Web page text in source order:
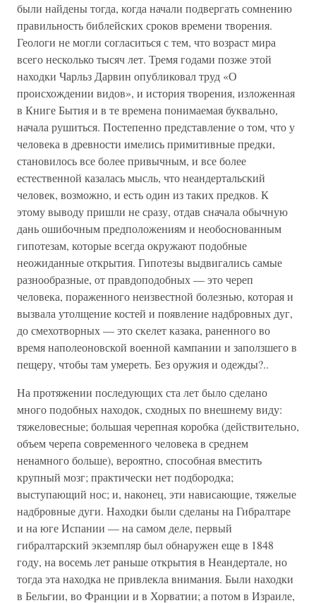
были найдены тогда, когда начали подвергать сомнению
правильность библейских сроков времени творения.
Геологи не могли согласиться с тем, что возраст мира
всего несколько тысяч лет. Тремя годами позже этой
находки Чарльз Дарвин опубликовал труд «О
происхождении видов», и история творения, изложенная
в Книге Бытия и в те времена понимаемая буквально,
начала рушиться. Постепенно представление о том, что у
человека в древности имелись примитивные предки,
становилось все более привычным, и все более
естественной казалась мысль, что неандертальский
человек, возможно, и есть один из таких предков. К
этому выводу пришли не сразу, отдав сначала обычную
дань ошибочным предположениям и необоснованным
гипотезам, которые всегда окружают подобные
неожиданные открытия. Гипотезы выдвигались самые
разнообразные, от правдоподобных — это череп
человека, пораженного неизвестной болезнью, которая и
вызвала утолщение костей и появление надбровных дуг,
до смехотворных — это скелет казака, раненного во
время наполеоновской военной кампании и заползшего в
пещеру, чтобы там умереть. Без оружия и одежды?..
На протяжении последующих ста лет было сделано
много подобных находок, сходных по внешнему виду:
тяжеловесные; большая черепная коробка (действительно,
объем черепа современного человека в среднем
ненамного больше), вероятно, способная вместить
крупный мозг; практически нет подбородка;
выступающий нос; и, наконец, эти нависающие, тяжелые
надбровные дуги. Находки были сделаны на Гибралтаре
и на юге Испании — на самом деле, первый
гибралтарский экземпляр был обнаружен еще в 1848
году, на восемь лет раньше открытия в Неандертале, но
тогда эта находка не привлекла внимания. Были находки
в Бельгии, во Франции и в Хорватии; а потом в Израиле,